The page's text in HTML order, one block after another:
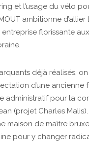
et l’usage du vélo
ambitionne d’allier
entreprise florissante
déjà réalisés,
d’une ancienne
administratif pour la
(projet Charles
maison de maître
pour y changer